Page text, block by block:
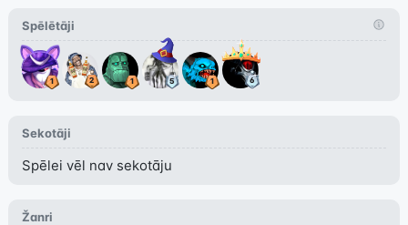
Spēlētāji
Sekotāji
Spēlei vēl nav sekotāju
Žanri